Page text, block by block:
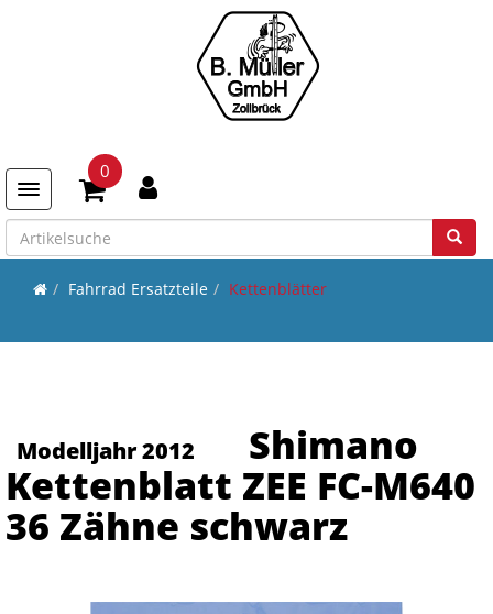
Toggle navigation
0
Fahrrad Ersatzteile Kettenblätter
Modelljahr 2012
Shimano
Kettenblatt ZEE FC-M640
36 Zähne schwarz